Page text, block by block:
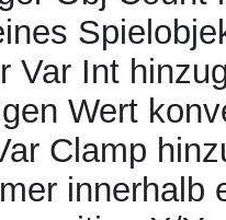
Var Int
Wert
Clamp